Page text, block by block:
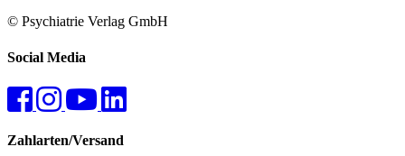
© Psychiatrie Verlag GmbH
Social Media
Zahlarten/Versand